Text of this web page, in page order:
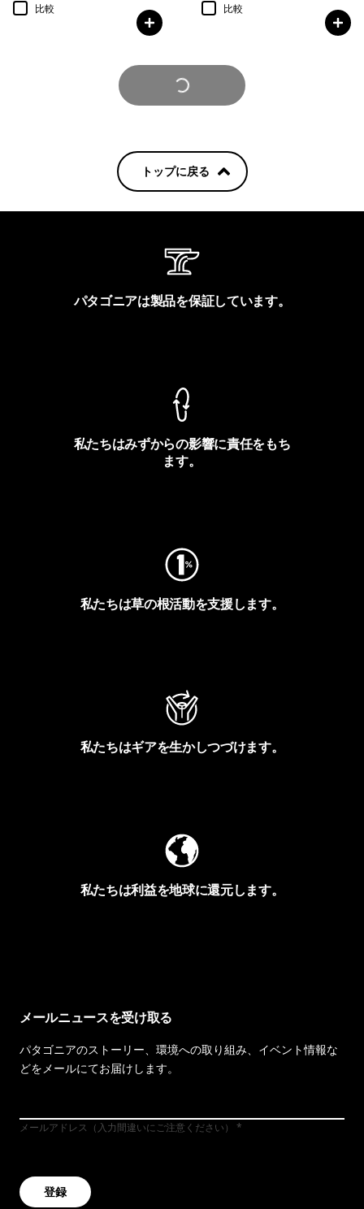
比較
比較
さらに見る
トップに戻る
パタゴニアは製品を保証しています。
私たちはみずからの影響に責任をもち
ます。
私たちは草の根活動を支援します。
私たちはギアを生かしつづけます。
私たちは利益を地球に還元します。
メールニュースを受け取る
パタゴニアのストーリー、環境への取り組み、イベント情報な
どをメールにてお届けします。
メールアドレス（入力間違いにご注意ください）
登録